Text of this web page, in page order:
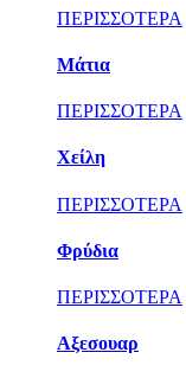
ΠΕΡΙΣΣΟΤΕΡΑ
Μάτια
ΠΕΡΙΣΣΟΤΕΡΑ
Χείλη
ΠΕΡΙΣΣΟΤΕΡΑ
Φρύδια
ΠΕΡΙΣΣΟΤΕΡΑ
Αξεσουαρ